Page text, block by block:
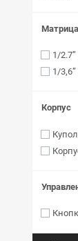
Матрица
1/2.7”
1/3,6”
Корпус